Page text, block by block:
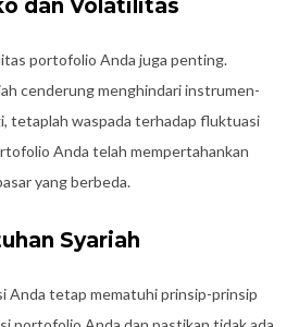
dan Volatilitas
portofolio Anda juga penting.
cenderung menghindari instrumen-
tetaplah waspada terhadap fluktuasi
Anda telah mempertahankan
yang berbeda.
Syariah
Anda tetap mematuhi prinsip-prinsip